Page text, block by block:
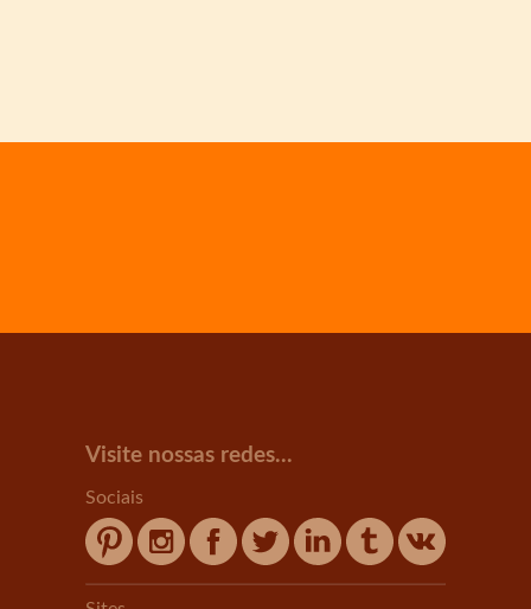
Visite nossas redes...
Sociais